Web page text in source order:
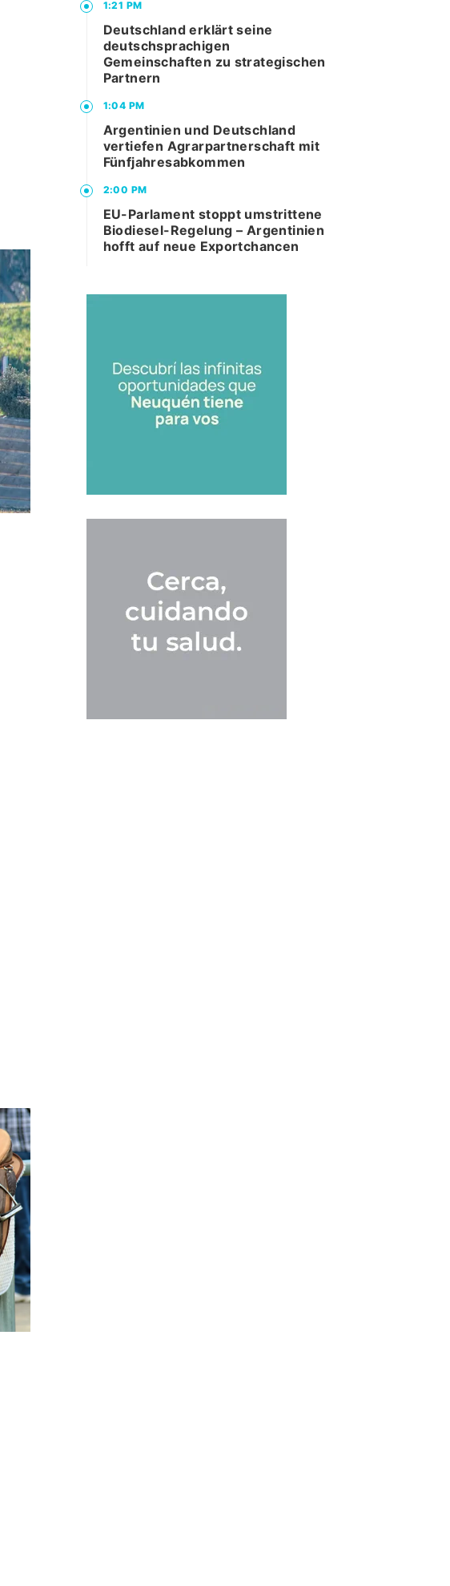
1:21 PM
Deutschland erklärt seine
deutschsprachigen
Gemeinschaften zu strategischen
Partnern
1:04 PM
Argentinien und Deutschland
vertiefen Agrarpartnerschaft mit
Fünfjahresabkommen
2:00 PM
EU-Parlament stoppt umstrittene
Biodiesel-Regelung – Argentinien
hofft auf neue Exportchancen